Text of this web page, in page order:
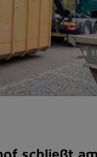
schließt